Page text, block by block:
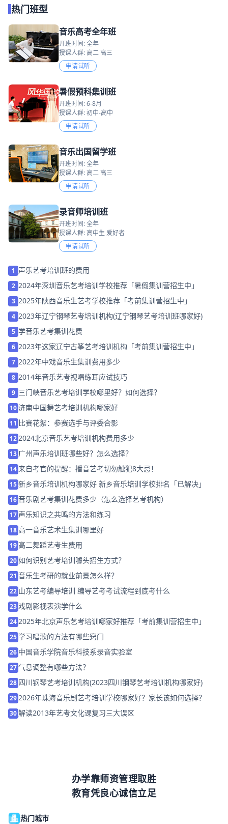
热门班型
音乐高考全年班
开班时间: 全年
授课人群: 高二 高三
申请试听
暑假预科集训班
开班时间: 6-8月
授课人群: 初中-高中
申请试听
音乐出国留学班
开班时间: 全年
授课人群: 高二 高三
申请试听
录音师培训班
开班时间: 全年
授课人群: 高中生 爱好者
申请试听
1 声乐艺考培训班的费用
2 2024年深圳音乐艺考培训学校推荐「暑假集训营招生中」
3 2025年陕西音乐生艺考学校推荐「考前集训营招生中」
4 2023年辽宁钢琴艺考培训机构(辽宁钢琴艺考培训班哪家好)
5 学音乐艺考集训花费
6 2023年这家辽宁古筝艺考培训机构「考前集训营招生中」
7 2022年中戏音乐生集训费用多少
8 2014年音乐艺考视唱练耳应试技巧
9 三门峡音乐艺考培训学校哪里好？如何选择？
10 济南中国舞艺考培训机构哪家好
11 比赛花絮：参赛选手与评委合影
12 2024北京音乐艺考培训机构费用多少
13 广州声乐培训班哪些好？怎么选择？
14来自考官的提醒：播音艺考切勿触犯8大忌！
15新乡音乐培训机构哪家好 新乡音乐培训学校排名「已解决」
16音乐剧艺考集训花费多少（怎么选择艺考机构）
17 声乐知识之共鸣的方法和练习
18高一音乐艺术生集训哪里好
19高二舞蹈艺考生费用
20如何识别艺考培训噱头招生方式？
21 音乐生考研的就业前景怎么样？
22 山东艺考编导培训 编导艺考考试流程到底考什么
23戏剧影视表演学什么
24 2025年北京声乐艺考培训哪家好推荐「考前集训营招生中」
25学习唱歌的方法有哪些窍门
26 中国音乐学院音乐科技系录音实验室
27气息调整有哪些方法？
28 四川钢琴艺考培训机构(2023四川钢琴艺考培训机构哪家好)
29 2026年珠海音乐剧艺考培训学校哪家好？家长该如何选择？
30解读2013年艺考文化课复习三大误区
办学靠师资管理取胜
教育凭良心诚信立足
热门城市